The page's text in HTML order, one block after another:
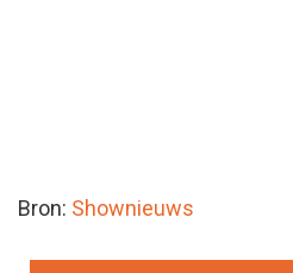
Bron: Shownieuws